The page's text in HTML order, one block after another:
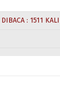
DIBACA : 1511 KALI